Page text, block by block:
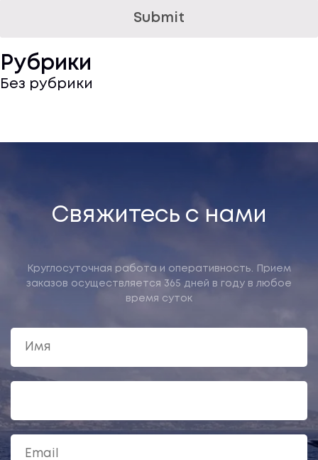
Версальский дворец – «Короля-солнце» Людовик XIV.
Рубрики
Без рубрики
Свяжитесь с нами
Круглосуточная работа и оперативность. Прием
заказов осуществляется 365 дней в году в любое
время суток